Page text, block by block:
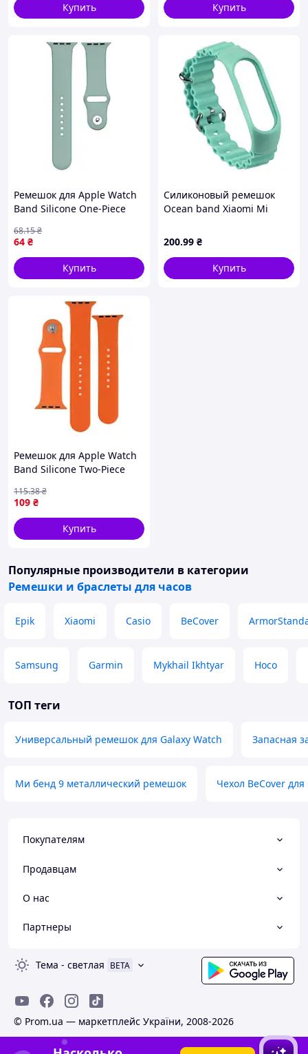
Купить Купить
Ремешок для Apple Watch
Band Silicone One-Piece
Cyan, силиконовый
64 ₴
68.15₴
Купить
Силиконовый ремешок
Ocean band Xiaomi Mi
Band 5 / Mi Band 6 / Mi
Band 7 Blue sea
200.99 ₴
Купить
Ремешок для Apple Watch
Band Silicone Two-Piece
Apricot
109 ₴
115.38₴
Купить
Популярные производители в категории
Ремешки и браслеты для часов
Epik Xiaomi Casio BeCover
Samsung Garmin Mykhail Ikhtyar Hoco
ТОП теги
Универсальный ремешок для Galaxy Watch Запасная
Ми бенд 9 металлический ремешок Чехол BeCover
Покупателям
Продавцам
О нас
Партнеры
Тема - светлая BETA
© Prom.ua — маркетплейс України, 2008-2026